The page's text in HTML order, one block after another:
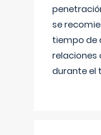
se
tiempo de
relaciones
durante el